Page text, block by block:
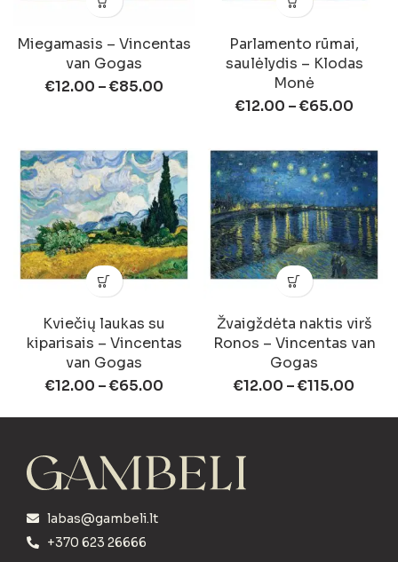
Miegamasis – Vincentas
van Gogas
€12.00 –€85.00
Parlamento rūmai,
saulėlydis – Klodas
Monė
€12.00 –€65.00
Kviečių laukas su
kiparisais – Vincentas
van Gogas
€12.00 –€65.00
Žvaigždėta naktis virš
Ronos – Vincentas van
Gogas
€12.00 –€115.00
labas@gambeli.lt
+370 623 26666